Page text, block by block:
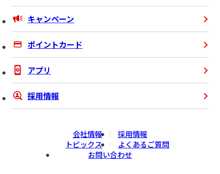
キャンペーン
ポイントカード
アプリ
採用情報
会社情報
採用情報
トピックス
よくあるご質問
お問い合わせ